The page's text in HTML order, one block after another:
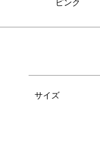
スープわん
サイズ